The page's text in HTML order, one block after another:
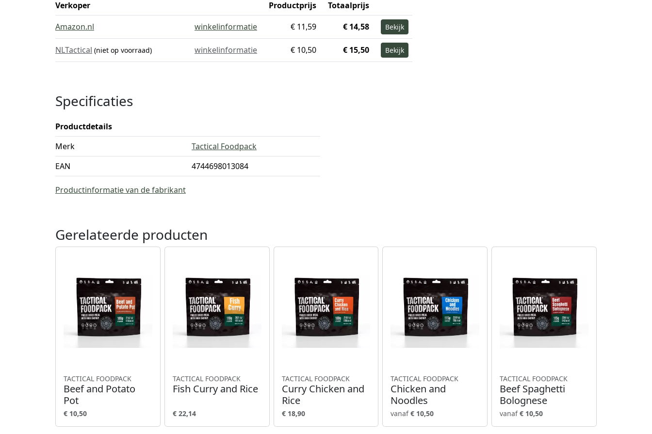
Verkoper Productprijs
Totaalprijs
Amazon.nl
winkelinformatie € 11,59 € 14,58 Bekijk
NLTactical (niet op voorraad) winkelinformatie € 10,50 € 15,50 Bekijk
Specificaties
Productdetails
Merk
Tactical Foodpack
EAN
4744698013084
Productinformatie van de fabrikant
Gerelateerde producten
TACTICAL FOODPACK
Beef and Potato
Pot
€ 10,50
TACTICAL FOODPACK
Fish Curry and Rice
€ 22,14
TACTICAL FOODPACK
Curry Chicken and
Rice
€ 18,90
TACTICAL FOODPACK
Chicken and
Noodles
vanaf€ 10,50
TACTICAL FOODPACK
Beef Spaghetti
Bolognese
vanaf€ 10,50